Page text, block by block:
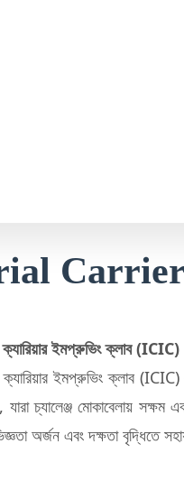
ক্যারিয়ার ইমপ্রুভিং ক্লাব (ICIC)
ক্যারিয়ার ইমপ্রুভিং ক্লাব
চ্যালেঞ্জ মোকাবেলায়
অর্জন এবং দক্ষতা বৃদ্ধিতে